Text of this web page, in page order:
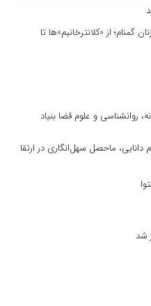
گمنام؛ از «کلانترخانیم»ها تا
روانشناسی و علوم قضا بنیاد
ماحصل سهل‌انگاری در ارتقا